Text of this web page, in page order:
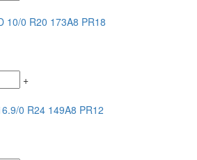
10/0 R20 173A8 PR18
+
0 R24 149A8 PR12